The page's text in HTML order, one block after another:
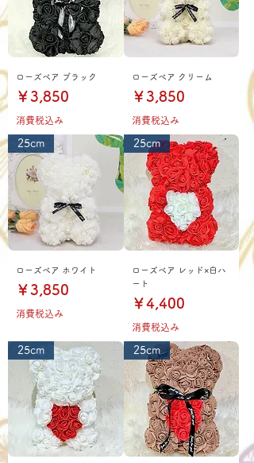
ローズベア ブラック
価格
￥3,850
消費税込み
ローズベア クリーム
価格
￥3,850
消費税込み
25cm
ローズベア ホワイト
価格
￥3,850
消費税込み
25cm
ローズベア レッド×白ハ
ート
価格
￥4,400
消費税込み
25cm 25cm